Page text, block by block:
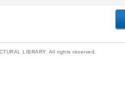
LIBRARY. All rights reserved.